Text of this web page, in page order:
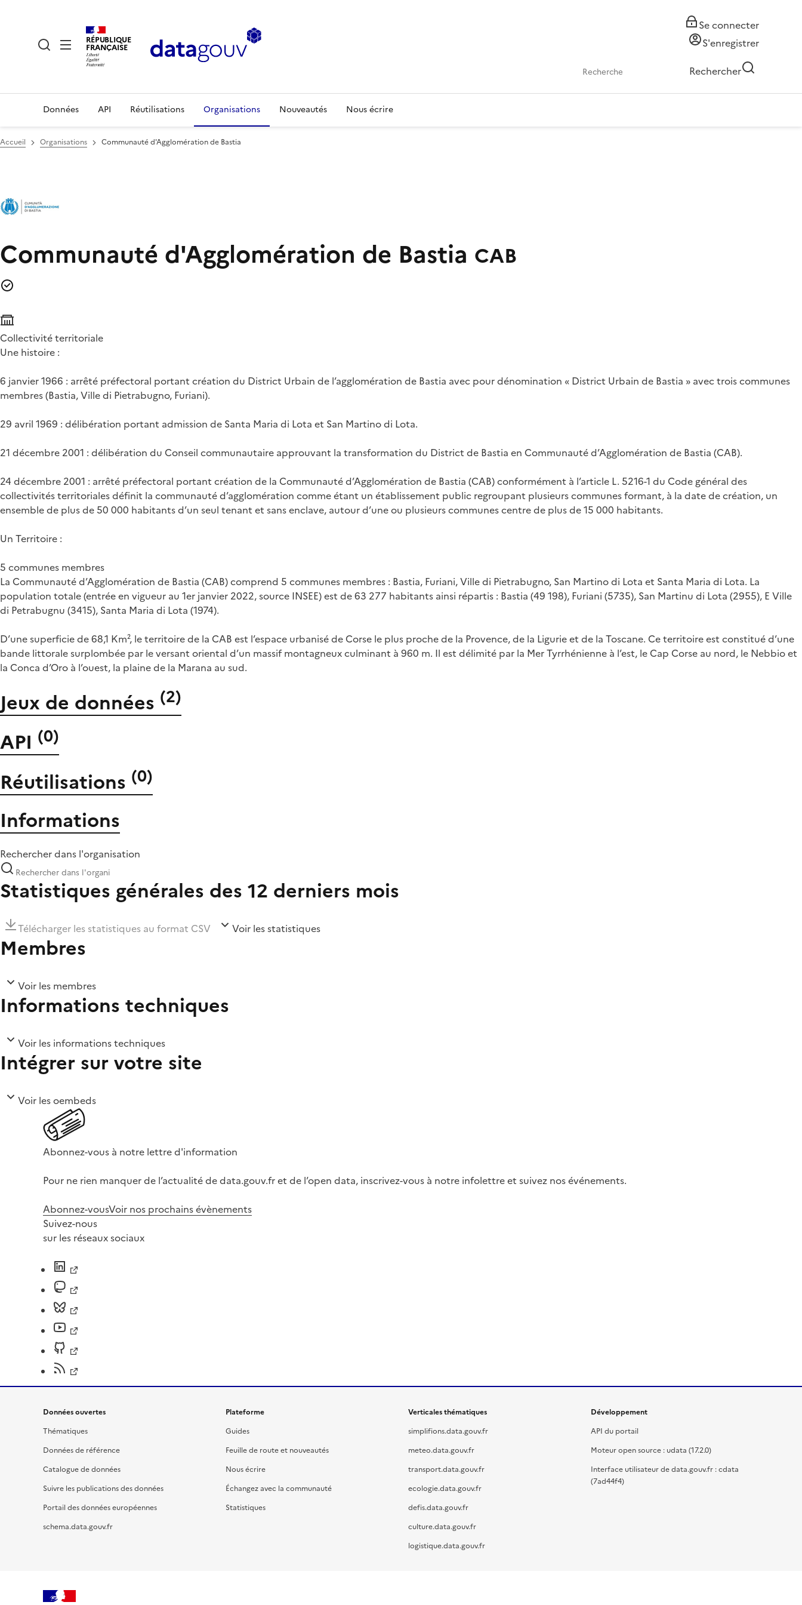
RÉPUBLIQUE
FRANÇAISE
Se connecter
S'enregistrer
Rechercher
Données API Réutilisations Organisations Nouveautés Nous écrire
Accueil Organisations Communauté d'Agglomération de Bastia
Communauté d'Agglomération de Bastia CAB
Collectivité territoriale
Une histoire :
6 janvier 1966 : arrêté préfectoral portant création du District Urbain de l’agglomération de Bastia avec pour dénomination « District Urbain de Bastia » avec trois communes
membres (Bastia, Ville di Pietrabugno, Furiani).
29 avril 1969 : délibération portant admission de Santa Maria di Lota et San Martino di Lota.
21 décembre 2001 : délibération du Conseil communautaire approuvant la transformation du District de Bastia en Communauté d’Agglomération de Bastia (CAB).
24 décembre 2001 : arrêté préfectoral portant création de la Communauté d’Agglomération de Bastia (CAB) conformément à l’article L. 5216-1 du Code général des
collectivités territoriales définit la communauté d’agglomération comme étant un établissement public regroupant plusieurs communes formant, à la date de création, un
ensemble de plus de 50 000 habitants d’un seul tenant et sans enclave, autour d’une ou plusieurs communes centre de plus de 15 000 habitants.
Un Territoire :
5 communes membres
La Communauté d’Agglomération de Bastia (CAB) comprend 5 communes membres : Bastia, Furiani, Ville di Pietrabugno, San Martino di Lota et Santa Maria di Lota. La
population totale (entrée en vigueur au 1er janvier 2022, source INSEE) est de 63 277 habitants ainsi répartis : Bastia (49 198), Furiani (5735), San Martinu di Lota (2955), E Ville
di Petrabugnu (3415), Santa Maria di Lota (1974).
D’une superficie de 68,1 Km², le territoire de la CAB est l’espace urbanisé de Corse le plus proche de la Provence, de la Ligurie et de la Toscane. Ce territoire est constitué d’une
bande littorale surplombée par le versant oriental d’un massif montagneux culminant à 960 m. Il est délimité par la Mer Tyrrhénienne à l’est, le Cap Corse au nord, le Nebbio et
la Conca d’Oro à l’ouest, la plaine de la Marana au sud.
Jeux de données (2)
API (0)
Réutilisations (0)
Informations
Rechercher dans l'organisation
Statistiques générales des 12 derniers mois
Télécharger les statistiques au format CSV Voir les statistiques
Membres
Voir les membres
Informations techniques
Voir les informations techniques
Intégrer sur votre site
Voir les oembeds
Abonnez-vous à notre lettre d'information
Pour ne rien manquer de l’actualité de data.gouv.fr et de l’open data, inscrivez-vous à notre infolettre et suivez nos événements.
Abonnez-vousVoir nos prochains évènements
Suivez-nous
sur les réseaux sociaux
Données ouvertes
Thématiques
Données de référence
Catalogue de données
Suivre les publications des données
Portail des données européennes
schema.data.gouv.fr
Plateforme
Guides
Feuille de route et nouveautés
Nous écrire
Échangez avec la communauté
Statistiques
Verticales thématiques
simplifions.data.gouv.fr
meteo.data.gouv.fr
transport.data.gouv.fr
ecologie.data.gouv.fr
defis.data.gouv.fr
culture.data.gouv.fr
logistique.data.gouv.fr
Développement
API du portail
Moteur open source : udata (17.2.0)
Interface utilisateur de data.gouv.fr : cdata
(7ad44f4)